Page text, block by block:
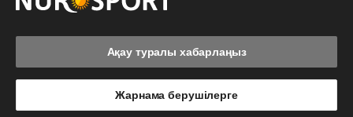
Ақау туралы хабарлаңыз
Жарнама берушілерге